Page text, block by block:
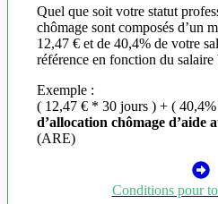
Quel que soit votre statut
chômage sont composés d’un
12,47 € et de 40,4% de votre
référence en fonction du salaire
Exemple :
( 12,47 € * 30 jours ) + (
d’allocation chômage d’aide
(ARE)
Conditions pour